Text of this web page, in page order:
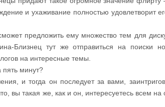
и ухаживание полностью удовлетворит
предложить ему множество тем для
Близнец тут же отправиться на поиски
на интересные темы.
минут?
и тогда он последует за вами,
вы такая же, как и он, интересуетесь всем на